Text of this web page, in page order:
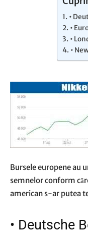
•
•
•
•
Bursele europene au
semnelor conform
american s-ar putea
• Deutsche